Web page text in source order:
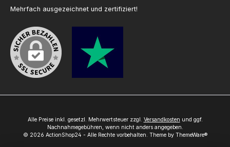
Mehrfach ausgezeichnet und zertifiziert!
Alle Preise inkl. gesetzl. Mehrwertsteuer zzgl. Versandkosten und ggf.
Nachnahmegebühren, wenn nicht anders angegeben.
© 2026 ActionShop24 - Alle Rechte vorbehalten. Theme by ThemeWare®